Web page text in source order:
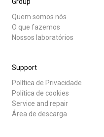
Quem somos nós
O que fazemos
Nossos laboratórios
Support
Política de Privacidade
Política de cookies
Service and repair
Área de descarga